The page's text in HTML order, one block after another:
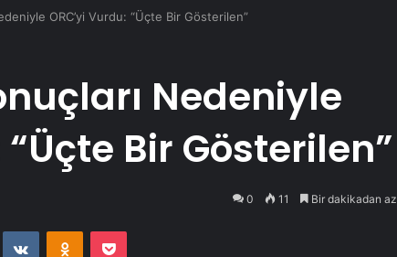
ORC’yi Vurdu: “Üçte Bir Gösterilen”
Nedeniyle
“Üçte Bir Gösterilen”
0 11 Bir dakikadan az
VKontakteOdnoklassniki
Pocket